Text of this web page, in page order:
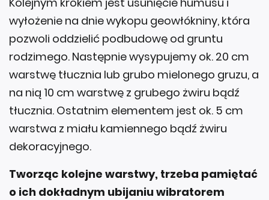
wyłożenie na dnie wykopu geowłókniny, która
pozwoli oddzielić podbudowę od gruntu
rodzimego. Następnie wysypujemy ok. 20 cm
warstwę tłucznia lub grubo mielonego gruzu, a
na nią 10 cm warstwę z grubego żwiru bądź
tłucznia. Ostatnim elementem jest ok. 5 cm
warstwa z miału kamiennego bądź żwiru
dekoracyjnego.
Tworząc kolejne warstwy, trzeba pamiętać
o ich dokładnym ubijaniu wibratorem